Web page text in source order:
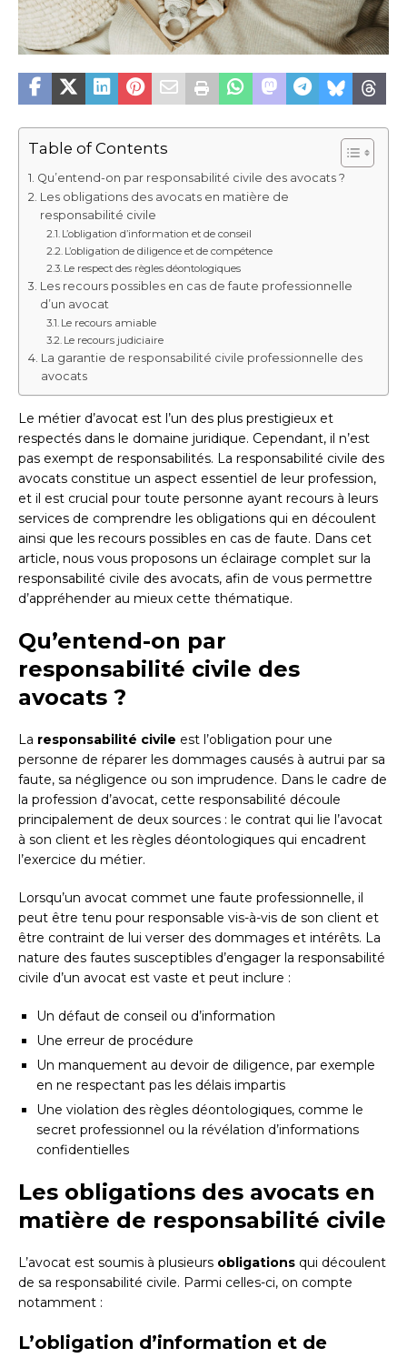
Table of Contents
Qu’entend-on par responsabilité civile des avocats ?
Les obligations des avocats en matière de
responsabilité civile
L’obligation d’information et de conseil
L’obligation de diligence et de compétence
Le respect des règles déontologiques
Les recours possibles en cas de faute professionnelle
d’un avocat
Le recours amiable
Le recours judiciaire
La garantie de responsabilité civile professionnelle des
avocats
Le métier d’avocat est l’un des plus prestigieux et
respectés dans le domaine juridique. Cependant, il n’est
pas exempt de responsabilités. La responsabilité civile des
avocats constitue un aspect essentiel de leur profession,
et il est crucial pour toute personne ayant recours à leurs
services de comprendre les obligations qui en découlent
ainsi que les recours possibles en cas de faute. Dans cet
article, nous vous proposons un éclairage complet sur la
responsabilité civile des avocats, afin de vous permettre
d’appréhender au mieux cette thématique.
Qu’entend-on par
responsabilité civile des
avocats ?
La responsabilité civile est l’obligation pour une
personne de réparer les dommages causés à autrui par sa
faute, sa négligence ou son imprudence. Dans le cadre de
la profession d’avocat, cette responsabilité découle
principalement de deux sources : le contrat qui lie l’avocat
à son client et les règles déontologiques qui encadrent
l’exercice du métier.
Lorsqu’un avocat commet une faute professionnelle, il
peut être tenu pour responsable vis-à-vis de son client et
être contraint de lui verser des dommages et intérêts. La
nature des fautes susceptibles d’engager la responsabilité
civile d’un avocat est vaste et peut inclure :
Un défaut de conseil ou d’information
Une erreur de procédure
Un manquement au devoir de diligence, par exemple
en ne respectant pas les délais impartis
Une violation des règles déontologiques, comme le
secret professionnel ou la révélation d’informations
confidentielles
Les obligations des avocats en
matière de responsabilité civile
L’avocat est soumis à plusieurs obligations qui découlent
de sa responsabilité civile. Parmi celles-ci, on compte
notamment :
L’obligation d’information et de